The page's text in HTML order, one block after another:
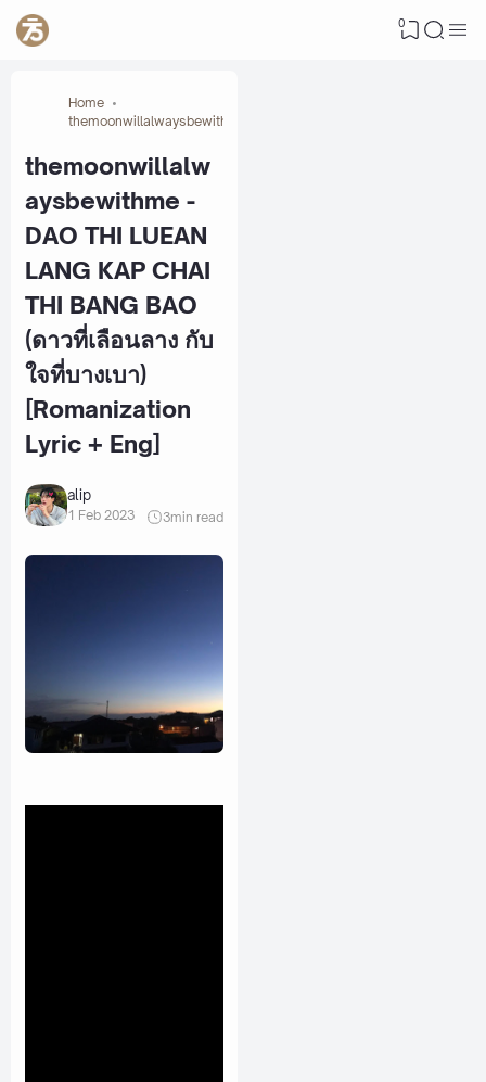
0
Home
themoonwillalwaysbewithme
themoonwillalw
aysbewithme -
DAO THI LUEAN
LANG KAP CHAI
THI BANG BAO
(ดาวที่เลือนลาง กับ
ใจที่บางเบา)
[Romanization
Lyric + Eng]
alip
1 Feb 2023 3min read